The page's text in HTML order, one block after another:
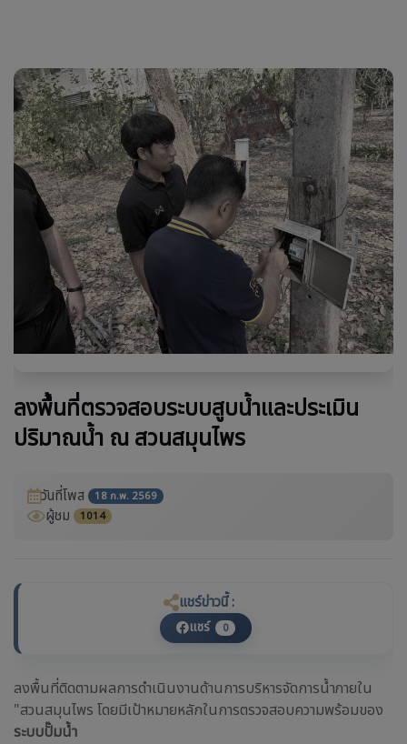
ลงพื้นที่ตรวจสอบระบบสูบน้ำและประเมิน
ปริมาณน้ำ ณ สวนสมุนไพร
วันที่โพส 18 ก.พ. 2569
ผู้ชม 1014
แชร์ข่าวนี้ :
แชร์ 0
ลงพื้นที่ติดตามผลการดำเนินงานด้านการบริหารจัดการน้ำภายใน
"สวนสมุนไพร โดยมีเป้าหมายหลักในการตรวจสอบความพร้อมของ
ระบบปั๊มน้ำ